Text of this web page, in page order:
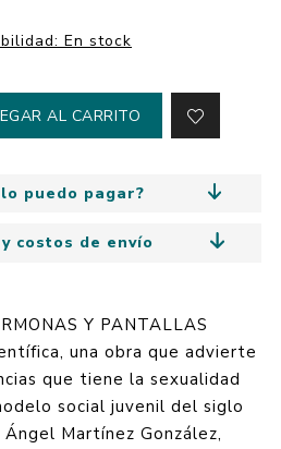
En stock
AL CARRITO
lo puedo pagar?
costos de envío
Y PANTALLAS
una obra que advierte
que tiene la sexualidad
social juvenil del siglo
Martínez González,